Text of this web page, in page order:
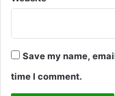
Save my name,
time I comment.